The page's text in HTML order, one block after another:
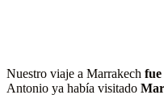
Nuestro viaje a Marrakech fue
Antonio ya había visitado